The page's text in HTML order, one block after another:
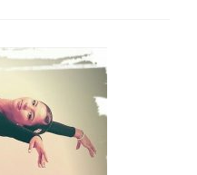
la
profe
arte
de
nuestras
angelitas